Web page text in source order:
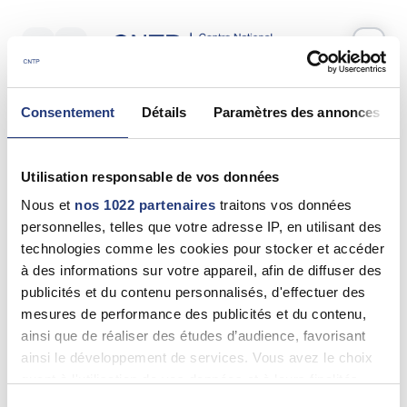
Consentement Détails Paramètres des annonces
Utilisation responsable de vos données
Nous et nos 1022 partenaires traitons vos données
personnelles, telles que votre adresse IP, en utilisant des
technologies comme les cookies pour stocker et accéder
à des informations sur votre appareil, afin de diffuser des
publicités et du contenu personnalisés, d'effectuer des
mesures de performance des publicités et du contenu,
ainsi que de réaliser des études d’audience, favorisant
ainsi le développement de services. Vous avez le choix
Votre test psychotechnique
Mardi 19 Mai 2026à10:00
Nom *
Prénom(s) *
Email *